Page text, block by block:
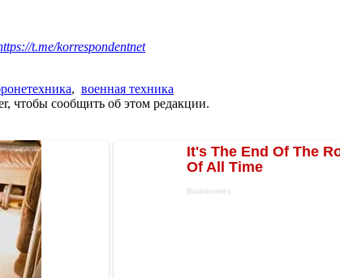
t.me/korrespondentnet
, военная техника
чтобы сообщить об этом редакции.